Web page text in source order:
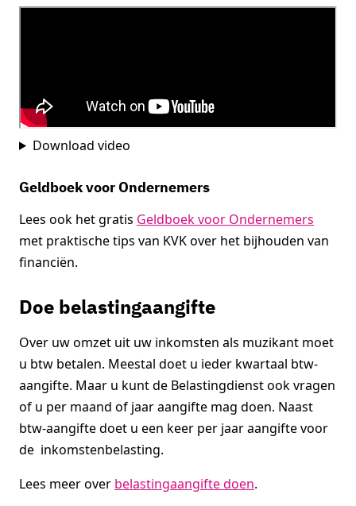
Download video
Geldboek voor Ondernemers
Lees ook het gratis Geldboek voor Ondernemers
met praktische tips van KVK over het bijhouden van
financiën.
Doe belastingaangifte
Over uw omzet uit uw inkomsten als muzikant moet
u btw betalen. Meestal doet u ieder kwartaal btw-
aangifte. Maar u kunt de Belastingdienst ook vragen
of u per maand of jaar aangifte mag doen. Naast
btw-aangifte doet u een keer per jaar aangifte voor
de inkomstenbelasting.
Lees meer over belastingaangifte doen.